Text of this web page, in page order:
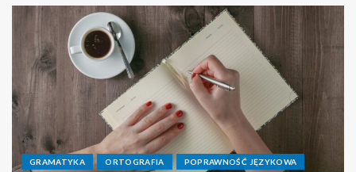
GRAMATYKA ORTOGRAFIA POPRAWNOŚĆ JĘZYKOWA